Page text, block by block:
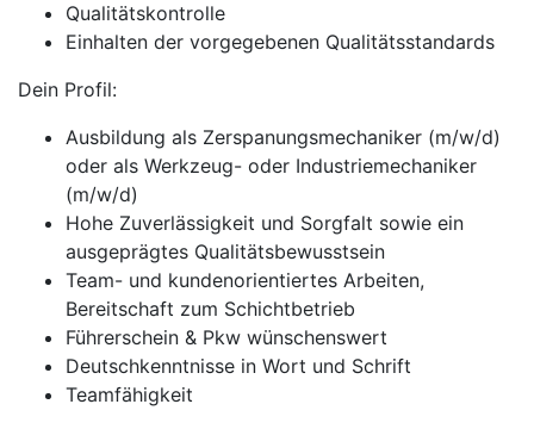
Qualitätskontrolle
Einhalten der vorgegebenen Qualitätsstandards
Dein Profil:
Ausbildung als Zerspanungsmechaniker (m/w/d)
oder als Werkzeug- oder Industriemechaniker
(m/w/d)
Hohe Zuverlässigkeit und Sorgfalt sowie ein
ausgeprägtes Qualitätsbewusstsein
Team- und kundenorientiertes Arbeiten,
Bereitschaft zum Schichtbetrieb
Führerschein & Pkw wünschenswert
Deutschkenntnisse in Wort und Schrift
Teamfähigkeit